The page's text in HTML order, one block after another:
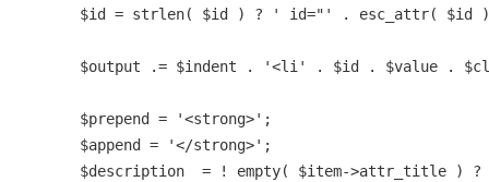
$id = strlen( $id ) ? ' id="' . esc_attr( $id
$output .= $indent . '<li' . $id . $value .
        $prepend = '<strong>';
        $append = '</strong>';
$description  = ! empty( $item->attr_title )